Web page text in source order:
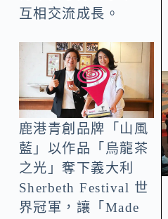
互相交流成長。
鹿港青創品牌「山風
藍」以作品「烏龍茶
之光」奪下義大利
Sherbeth Festival 世
界冠軍，讓「Made